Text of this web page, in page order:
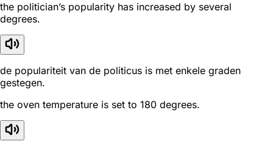
the politician’s popularity has increased by several
degrees.
de populariteit van de politicus is met enkele graden
gestegen.
the oven temperature is set to 180 degrees.